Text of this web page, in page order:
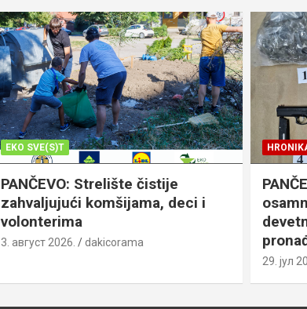
EKO SVE(S)T
PANČEVO: Strelište čistije
zahvaljujući komšijama, deci i
volonterima
3. август 2026. dakicorama
29. јул